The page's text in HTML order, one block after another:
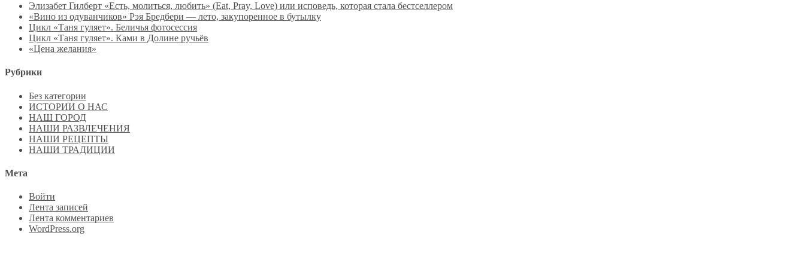
Элизабет Гилберт «Есть, молиться, любить» (Eat, Pray, Love) или исповедь, которая стала бестселлером
«Вино из одуванчиков» Рэя Бредбери — лето, закупоренное в бутылку
Цикл «Таня гуляет». Беличья фотосессия
Цикл «Таня гуляет». Ками в Долине ручьёв
«Цена желания»
Рубрики
Без категории
ИСТОРИИ О НАС
НАШ ГОРОД
НАШИ РАЗВЛЕЧЕНИЯ
НАШИ РЕЦЕПТЫ
НАШИ ТРАДИЦИИ
Мета
Войти
Лента записей
Лента комментариев
WordPress.org